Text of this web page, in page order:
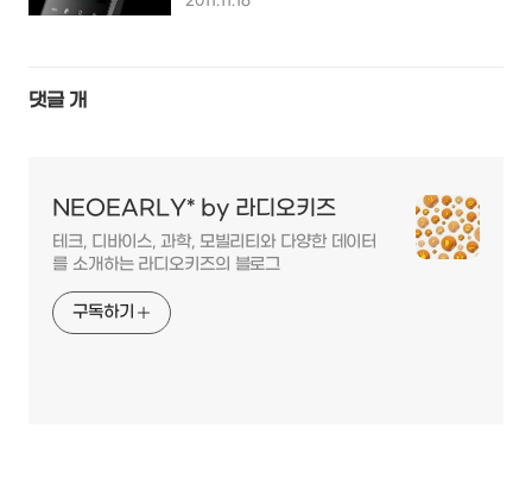
댓글 개
NEOEARLY* by 라디오키즈
테크, 디바이스, 과학, 모빌리티와 다양한 데이터
를 소개하는 라디오키즈의 블로그
구독하기